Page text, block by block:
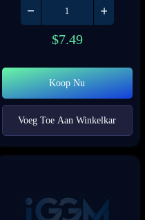
$7.49
Koop Nu
Voeg Toe Aan Winkelkar